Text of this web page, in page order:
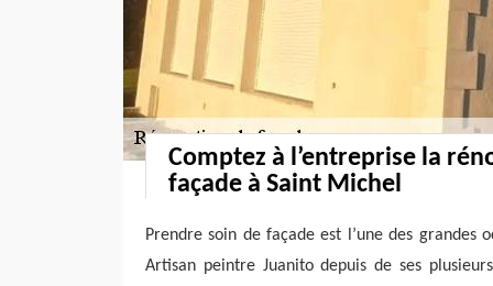
Comptez à l’entreprise la
façade à Saint Michel
Prendre soin de façade est l’une des grandes
Artisan peintre Juanito depuis de ses